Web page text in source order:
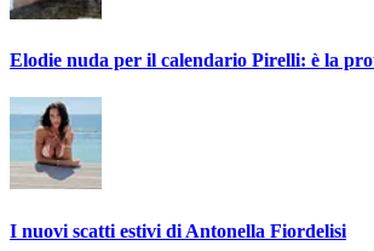
Elodie nuda per il calendario Pirelli: è la
I nuovi scatti estivi di Antonella Fiordelisi